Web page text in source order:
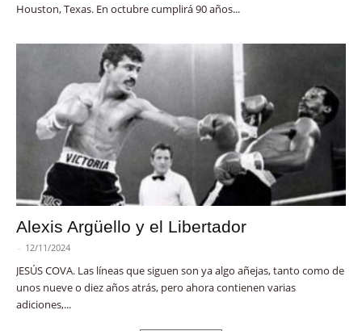
Houston, Texas. En octubre cumplirá 90 años...
Alexis Argüello y el Libertador
- 12/11/2024
JESÚS COVA. Las líneas que siguen son ya algo añejas, tanto como de
unos nueve o diez años atrás, pero ahora contienen varias
adiciones,...